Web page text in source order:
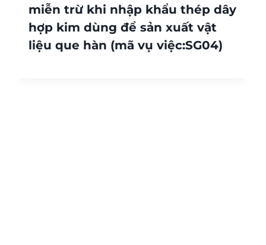
miễn trừ khi nhập khẩu thép dây
hợp kim dùng để sản xuất vật
liệu que hàn (mã vụ việc:SG04)